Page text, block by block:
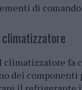
di comando.
climatizzatore fa
dei